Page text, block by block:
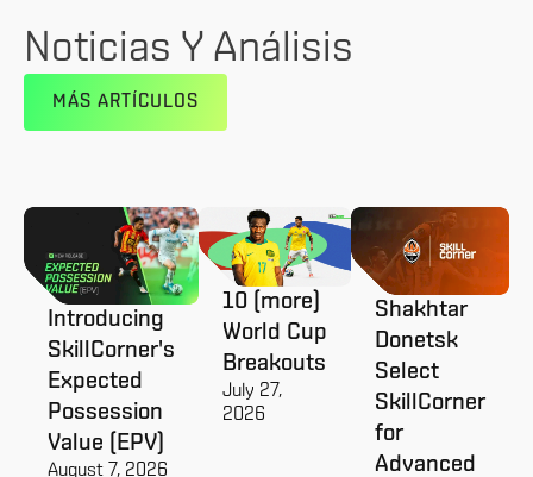
Noticias Y Análisis
MÁS ARTÍCULOS
Introducing
SkillCorner's
Expected
Possession
Value (EPV)
August 7, 2026
10 (more)
World Cup
Breakouts
July 27,
2026
Shakhtar
Donetsk
Select
SkillCorner
for
Advanced